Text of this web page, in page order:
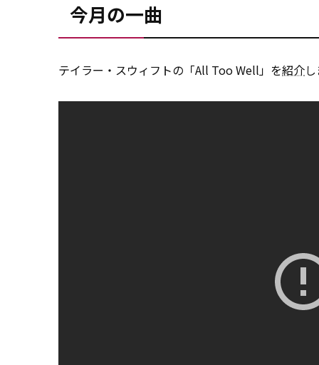
今月の一曲
テイラー・スウィフトの「All Too Well」を紹介